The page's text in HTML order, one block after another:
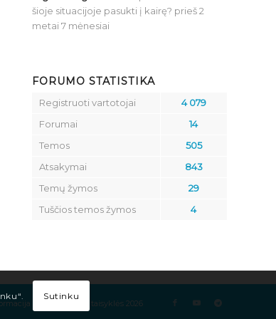
šioje situacijoje pasukti į kairę? prieš 2
metai 7 mėnesiai
FORUMO STATISTIKA
Registruoti vartotojai
4 079
Forumai
14
Temos
505
Atsakymai
843
Temų žymos
29
Tuščios temos žymos
4
Kelių eismo taisyklės 2026
Sutinku